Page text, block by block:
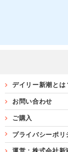
デイリー新潮とは
お問い合わせ
ご購入
プライバシーポリ